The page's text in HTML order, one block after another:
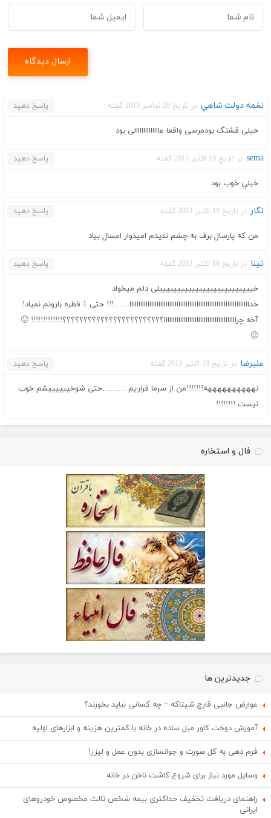
نغمه دولت شاهي در تاریخ 26 نوامبر 2013 گفته : پاسخ دهید
خیلی قشنگ بودمرسی واقعا عااااااااااااالی بود
sema در تاریخ 19 اکتبر 2013 گفته : پاسخ دهید
خيلي خوب بود
نگار در تاریخ 19 اکتبر 2013 گفته : پاسخ دهید
من که پارسال برف به چشم ندیدم امیدوار امسال بیاد
تینا در تاریخ 19 اکتبر 2013 گفته : پاسخ دهید
خییییییییییییییییییییییییییلی دلم میخواد
خداااااااااااااااااااااااااااااااااااااااااااااااااااااااااااااااااا……!!! حتی 1 قطره بارونم نمیاد!
آخه چراااااااااااااااااااااااااااااااااااااااا؟؟؟؟؟؟؟؟؟؟؟؟؟؟؟؟؟؟؟؟؟؟؟؟!!!!!!!!!!!!! 🙁
🙁
علیرضا در تاریخ 19 اکتبر 2013 گفته : پاسخ دهید
نههههههههههه!!!!!!!من از سرما فراریم ………حتی شوخییییییشم خوب
نیست !!!!!!!!
فال و استخاره
جدیدترین ها
عوارض جانبی قارچ شیتاکه + چه کسانی نباید بخورند؟
آموزش دوخت کاور مبل ساده در خانه با کمترین هزینه و ابزارهای اولیه
فرم دهی به کل صورت و جوانسازی بدون عمل و لیزر!
وسایل مورد نیاز برای شروع کاشت ناخن در خانه
راهنمای دریافت تخفیف حداکثری بیمه شخص ثالث مخصوص خودروهای
ایرانی